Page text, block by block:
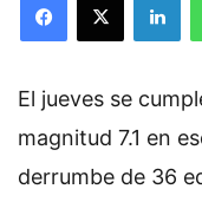
l
w
X
El jueves se
magnitud 7.1 en
derrumbe de 36